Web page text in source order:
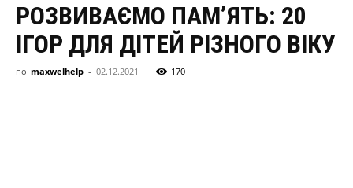
РОЗВИВАЄМО ПАМ’ЯТЬ: 20
ІГОР ДЛЯ ДІТЕЙ РІЗНОГО ВІКУ
по maxwelhelp - 02.12.2021 170